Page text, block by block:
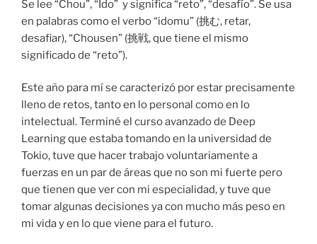
Se lee “Chou”, “Ido” y significa “reto”, “desafío”. Se usa
en palabras como el verbo “idomu” (挑む, retar,
desafiar), “Chousen” (挑戦, que tiene el mismo
significado de “reto”).
Este año para mí se caracterizó por estar precisamente
lleno de retos, tanto en lo personal como en lo
intelectual. Terminé el curso avanzado de Deep
Learning que estaba tomando en la universidad de
Tokio, tuve que hacer trabajo voluntariamente a
fuerzas en un par de áreas que no son mi fuerte pero
que tienen que ver con mi especialidad, y tuve que
tomar algunas decisiones ya con mucho más peso en
mi vida y en lo que viene para el futuro.